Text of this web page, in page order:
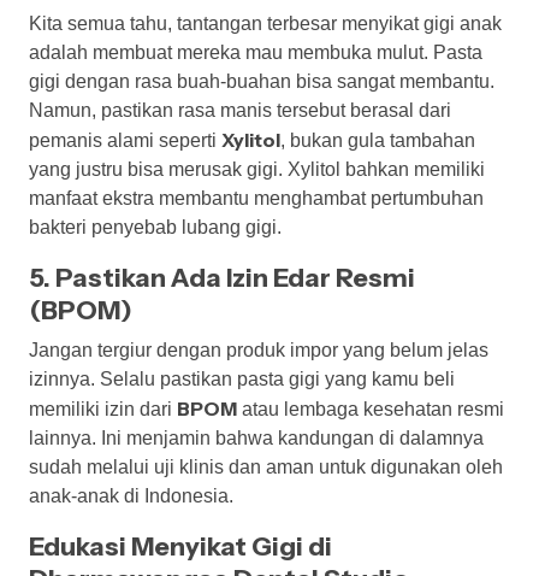
Kita semua tahu, tantangan terbesar menyikat gigi anak
adalah membuat mereka mau membuka mulut. Pasta
gigi dengan rasa buah-buahan bisa sangat membantu.
Namun, pastikan rasa manis tersebut berasal dari
pemanis alami seperti Xylitol, bukan gula tambahan
yang justru bisa merusak gigi. Xylitol bahkan memiliki
manfaat ekstra membantu menghambat pertumbuhan
bakteri penyebab lubang gigi.
5. Pastikan Ada Izin Edar Resmi
(BPOM)
Jangan tergiur dengan produk impor yang belum jelas
izinnya. Selalu pastikan pasta gigi yang kamu beli
memiliki izin dari BPOM atau lembaga kesehatan resmi
lainnya. Ini menjamin bahwa kandungan di dalamnya
sudah melalui uji klinis dan aman untuk digunakan oleh
anak-anak di Indonesia.
Edukasi Menyikat Gigi di